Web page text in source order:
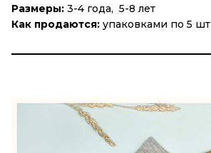
Размеры: 3-4 года, 5-8 лет
Как продаются: упаковками по 5 шт